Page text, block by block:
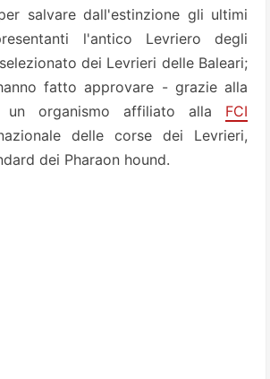
salvare dall'estinzione gli ultimi
l'antico Levriero degli
dei Levrieri delle Baleari;
fatto approvare - grazie alla
un organismo affiliato alla FCI
delle corse dei Levrieri,
dei Pharaon hound.